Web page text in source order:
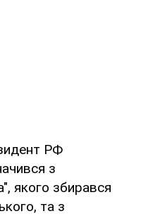
РФ
з
якого збирався
та з